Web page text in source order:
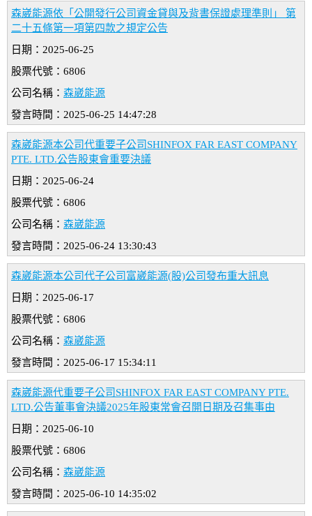
森崴能源依「公開發行公司資金貸與及背書保證處理準則」 第
二十五條第一項第四款之規定公告
日期：2025-06-25
股票代號：6806
公司名稱： 森崴能源
發言時間：2025-06-25 14:47:28
森崴能源本公司代重要子公司SHINFOX FAR EAST COMPANY
PTE. LTD.公告股東會重要決議
日期：2025-06-24
股票代號：6806
公司名稱： 森崴能源
發言時間：2025-06-24 13:30:43
森崴能源本公司代子公司富崴能源(股)公司發布重大訊息
日期：2025-06-17
股票代號：6806
公司名稱： 森崴能源
發言時間：2025-06-17 15:34:11
森崴能源代重要子公司SHINFOX FAR EAST COMPANY PTE.
LTD.公告董事會決議2025年股東常會召開日期及召集事由
日期：2025-06-10
股票代號：6806
公司名稱： 森崴能源
發言時間：2025-06-10 14:35:02